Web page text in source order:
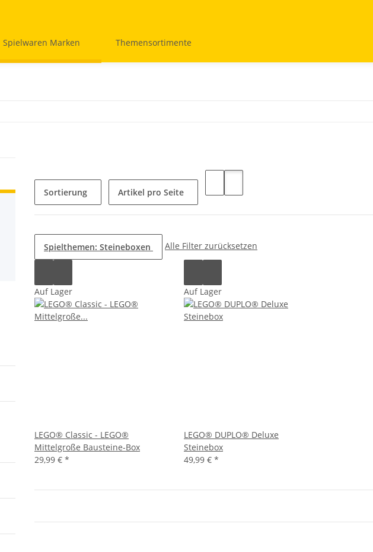
Spielwaren Marken Themensortimente
Sortierung Artikel pro Seite
Spielthemen: Steineboxen Alle Filter zurücksetzen
Auf Lager
LEGO® Classic - LEGO®
Mittelgroße Bausteine-Box
29,99 € *
Auf Lager
LEGO® DUPLO® Deluxe
Steinebox
49,99 € *